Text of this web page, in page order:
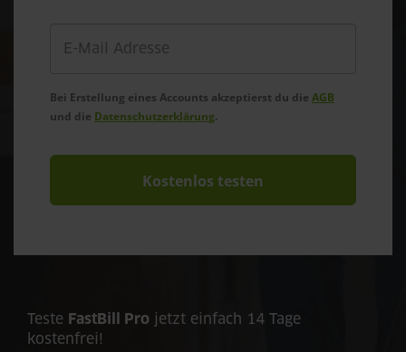
Bei Erstellung eines Accounts akzeptierst du die AGB
und die Datenschutzerklärung.
Kostenlos testen
Teste FastBill Pro jetzt einfach 14 Tage
kostenfrei!